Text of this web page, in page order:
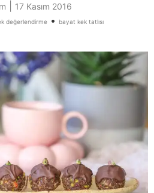
17 Kasım 2016
değerlendirme• bayat kek tatlısı